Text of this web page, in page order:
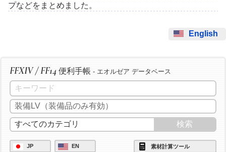
プなどをまとめました。
English
FFXIV / FF14 便利手帳 - エオルゼア データベース
JP EN 素材計算ツール